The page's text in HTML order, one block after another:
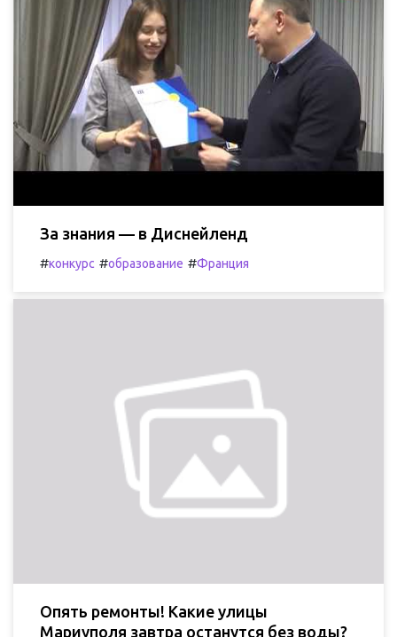
За знания — в Диснейленд
#конкурс #образование #Франция
Опять ремонты! Какие улицы
Мариуполя завтра останутся без воды?